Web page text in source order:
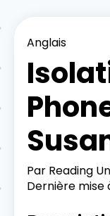
Anglais
Par Reading
Dernière mise